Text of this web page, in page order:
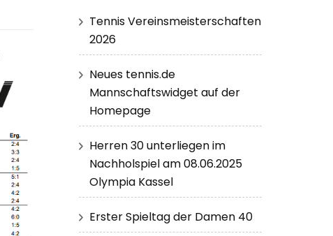
Tennis Vereinsmeisterschaften
2026
Neues tennis.de
Mannschaftswidget auf der
Homepage
Herren 30 unterliegen im
Nachholspiel am 08.06.2025
Olympia Kassel
Erster Spieltag der Damen 40